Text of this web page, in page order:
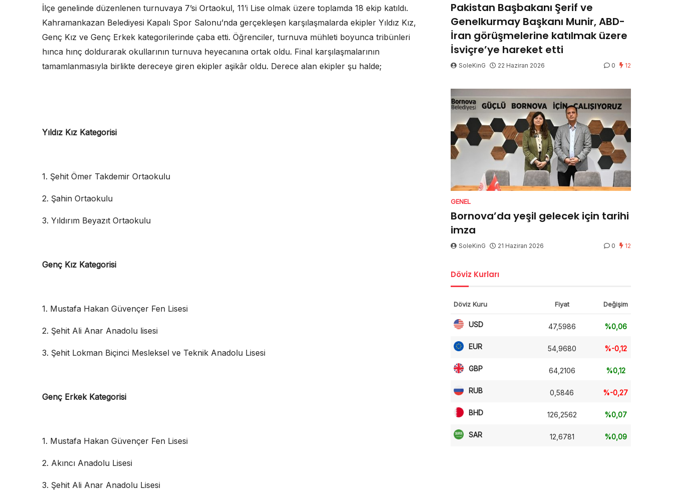
İlçe genelinde düzenlenen turnuvaya 7’si Ortaokul, 11’i Lise olmak üzere toplamda 18 ekip katıldı.
Kahramankazan Belediyesi Kapalı Spor Salonu’nda gerçekleşen karşılaşmalarda ekipler Yıldız Kız,
Genç Kız ve Genç Erkek kategorilerinde çaba etti. Öğrenciler, turnuva mühleti boyunca tribünleri
hınca hınç doldurarak okullarının turnuva heyecanına ortak oldu. Final karşılaşmalarının
tamamlanmasıyla birlikte dereceye giren ekipler aşikâr oldu. Derece alan ekipler şu halde;
Yıldız Kız Kategorisi
1. Şehit Ömer Takdemir Ortaokulu
2. Şahin Ortaokulu
3. Yıldırım Beyazıt Ortaokulu
Genç Kız Kategorisi
1. Mustafa Hakan Güvençer Fen Lisesi
2. Şehit Ali Anar Anadolu lisesi
3. Şehit Lokman Biçinci Mesleksel ve Teknik Anadolu Lisesi
Genç Erkek Kategorisi
1. Mustafa Hakan Güvençer Fen Lisesi
2. Akıncı Anadolu Lisesi
3. ⁠Şehit Ali Anar Anadolu Lisesi
Pakistan Başbakanı Şerif ve
Genelkurmay Başkanı Munir, ABD-
İran görüşmelerine katılmak üzere
İsviçre’ye hareket etti
SoleKinG 22 Haziran 2026 0 12
GENEL
Bornova’da yeşil gelecek için tarihi
imza
SoleKinG 21 Haziran 2026 0 12
Döviz Kurları
Döviz Kuru Fiyat Değişim
USD 47,5986 %0,06
EUR 54,9680 %-0,12
GBP 64,2106 %0,12
RUB 0,5846 %-0,27
BHD 126,2562 %0,07
SAR 12,6781 %0,09